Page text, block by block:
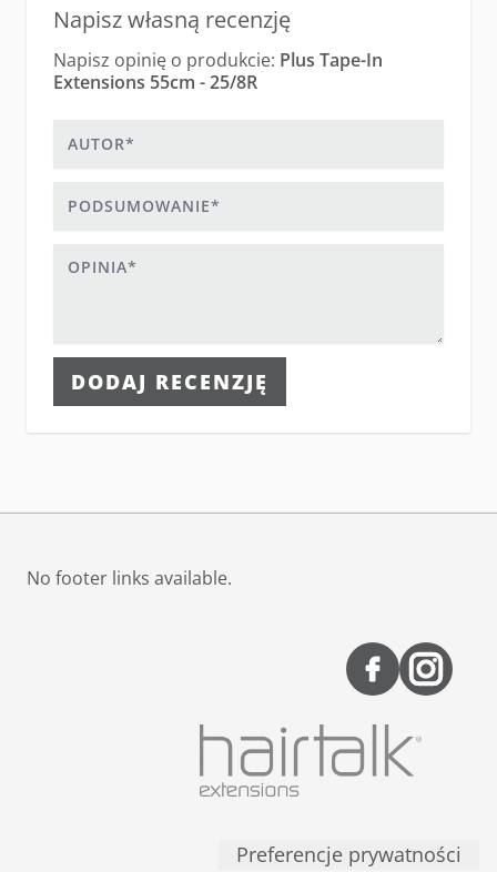
Napisz własną recenzję
Napisz opinię o produkcie: Plus Tape-In
Extensions 55cm - 25/8R
DODAJ RECENZJĘ
No footer links available.